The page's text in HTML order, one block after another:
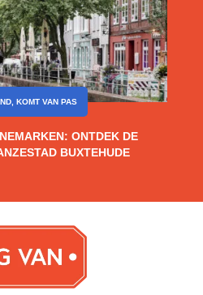
ONTDEK DE
BUXTEHUDE
, KOMT VAN PAS